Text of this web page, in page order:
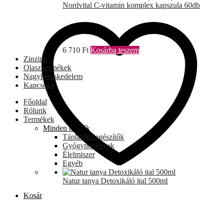
Kosár
Nordvital C-vitamin komplex kapszula 60db
6 710 Ft Kosárba teszem
Zinzino
Olasz termékek
Nagykereskedelem
Kapcsolat
Főoldal
Rólunk
Termékek
Minden termék
Táplálékkiegészítők
Gyógynövények
Élelmiszer
Egyéb
Natur tanya Detoxikáló ital 500ml